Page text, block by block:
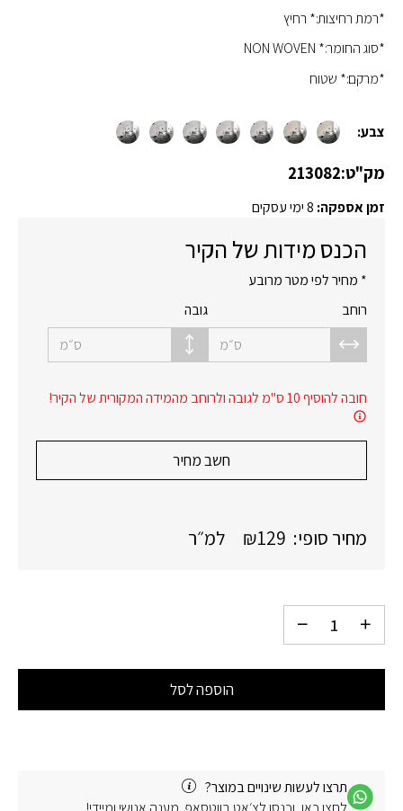
*רמת רחיצות:* רחיץ
*סוג החומר:* NON WOVEN
*מרקם:* שטוח
צבע:
מק"ט:213082
זמן אספקה: 8 ימי עסקים
הכנס מידות של הקיר
* מחיר לפי מטר מרובע
רוחב
ס״מ
גובה
ס״מ
חובה להוסיף 10 ס"מ לגובה ולרוחב מהמידה המקורית של הקיר!
חשב מחיר
מחיר סופי: ₪129 למ״ר
הוספה לסל
תרצו לעשות שינויים במוצר?